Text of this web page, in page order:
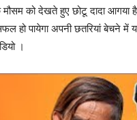
को देखते हुए छोटू दादा आगया
हो पायेगा अपनी छतरियां बेचने में
।